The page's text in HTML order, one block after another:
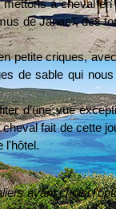
à cheval
de Janas", des
petite criques,
de sable qui
d’une vue
fait de cette
l'hôtel.
ayant choisi